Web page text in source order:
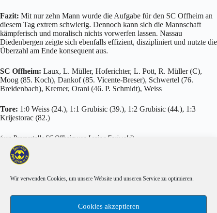
Wir verwenden Cookies, um unsere Website und unseren Service zu optimieren.
Cookies akzeptieren
Fazit: Mit nur zehn Mann wurde die Aufgabe für den SC Offheim an
diesem Tag extrem schwierig. Dennoch kann sich die Mannschaft
kämpferisch und moralisch nichts vorwerfen lassen. Nassau
Diedenbergen zeigte sich ebenfalls effizient, diszipliniert und nutzte die
Überzahl am Ende konsequent aus.
SC Offheim: Laux, L. Müller, Hoferichter, L. Pott, R. Müller (C),
Moog (85. Koch), Dankof (85. Vicente-Breser), Schwertel (76.
Breidenbach), Kremer, Orani (46. P. Schmidt), Weiss
Tore: 1:0 Weiss (24.), 1:1 Grubisic (39.), 1:2 Grubisic (44.), 1:3
Krijestorac (82.)
(von Pressestelle SC Offheim von Lorina Freiwald)